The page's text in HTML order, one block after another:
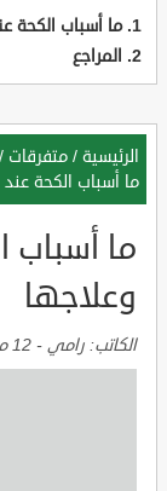
ما أسباب الكحة
المراجع
الرئيسية / متفرقات /
ما أسباب الكحة
ما أسباب
وعلاجها
الكاتب: رامي - 12 مايو, 2021